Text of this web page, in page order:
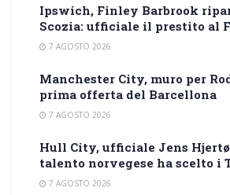
Ipswich, Finley Barbrook
Scozia: ufficiale il prestito al
7 AGOSTO 2026
Manchester City, muro per
prima offerta del Barcellona
7 AGOSTO 2026
Hull City, ufficiale Jens
talento norvegese ha scelto i
7 AGOSTO 2026